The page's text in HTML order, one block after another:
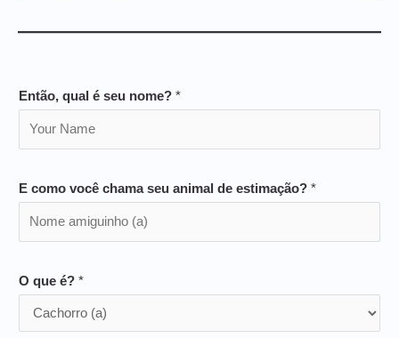
Então, qual é seu nome? *
E como você chama seu animal de estimação? *
O que é? *